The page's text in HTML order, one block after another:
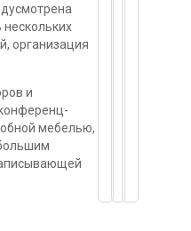
организация
и
мебелью,